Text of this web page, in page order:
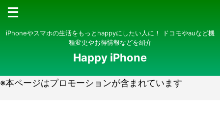
iPhoneやスマホの生活をもっとhappyにしたい人に！ ドコモやauなど機
種変更やお得情報などを紹介
Happy iPhone
※本ページはプロモーションが含まれています